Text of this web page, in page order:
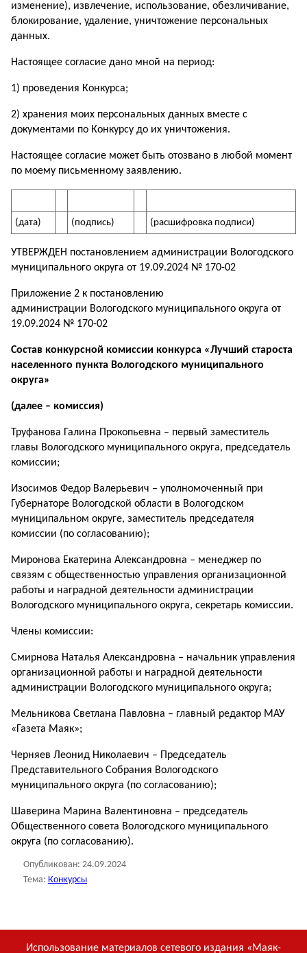
изменение), извлечение, использование, обезличивание,
блокирование, удаление, уничтожение персональных
данных.
Настоящее согласие дано мной на период:
1) проведения Конкурса;
2) хранения моих персональных данных вместе с
документами по Конкурсу до их уничтожения.
Настоящее согласие может быть отозвано в любой момент
по моему письменному заявлению.
(дата) (подпись) (расшифровка подписи)
УТВЕРЖДЕН постановлением администрации Вологодского
муниципального округа от 19.09.2024 № 170-02
Приложение 2 к постановлению
администрации Вологодского муниципального округа от
19.09.2024 № 170-02
Состав конкурсной комиссии конкурса «Лучший староста
населенного пункта Вологодского муниципального
округа»
(далее – комиссия)
Труфанова Галина Прокопьевна – первый заместитель
главы Вологодского муниципального округа, председатель
комиссии;
Изосимов Федор Валерьевич – уполномоченный при
Губернаторе Вологодской области в Вологодском
муниципальном округе, заместитель председателя
комиссии (по согласованию);
Миронова Екатерина Александровна – менеджер по
связям с общественностью управления организационной
работы и наградной деятельности администрации
Вологодского муниципального округа, секретарь комиссии.
Члены комиссии:
Смирнова Наталья Александровна – начальник управления
организационной работы и наградной деятельности
администрации Вологодского муниципального округа;
Мельникова Светлана Павловна – главный редактор МАУ
«Газета Маяк»;
Черняев Леонид Николаевич – Председатель
Представительного Собрания Вологодского
муниципального округа (по согласованию);
Шаверина Марина Валентиновна – председатель
Общественного совета Вологодского муниципального
округа (по согласованию).
Опубликован: 24.09.2024
Тема: Конкурсы
Использование материалов сетевого издания «Маяк-